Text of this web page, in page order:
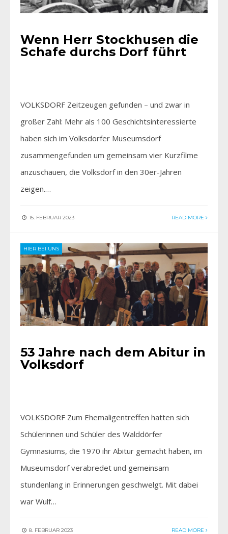
Wenn Herr Stockhusen die
Schafe durchs Dorf führt
VOLKSDORF Zeitzeugen gefunden – und zwar in
großer Zahl: Mehr als 100 Geschichtsinteressierte
haben sich im Volksdorfer Museumsdorf
zusammengefunden um gemeinsam vier Kurzfilme
anzuschauen, die Volksdorf in den 30er-Jahren
zeigen.…
15. FEBRUAR 2023 READ MORE
HIER BEI UNS
53 Jahre nach dem Abitur in
Volksdorf
VOLKSDORF Zum Ehemaligentreffen hatten sich
Schülerinnen und Schüler des Walddörfer
Gymnasiums, die 1970 ihr Abitur gemacht haben, im
Museumsdorf verabredet und gemeinsam
stundenlang in Erinnerungen geschwelgt. Mit dabei
war Wulf…
8. FEBRUAR 2023 READ MORE